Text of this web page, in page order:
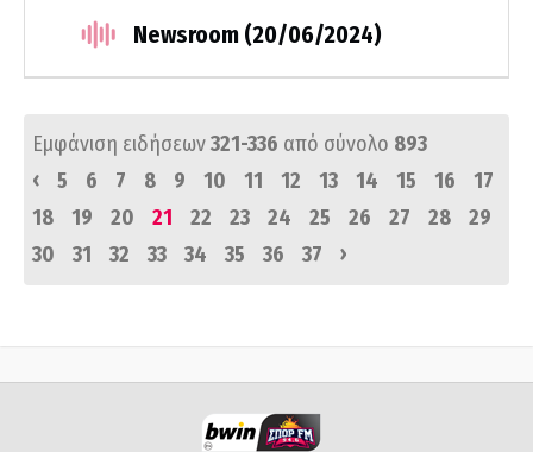
Newsroom (20/06/2024)
Εμφάνιση ειδήσεων321-336 από σύνολο 893
‹
5 6 7 8 9 10 11 12 13 14 15 16
17
18
19 20 21 22 23 24 25 26 27 28
29
30
31 32 33 34 35 36 37 ›